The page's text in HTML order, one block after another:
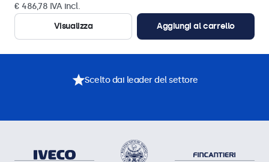
€ 486,78 IVA incl.
Visualizza
Aggiungi al carrello
Scelto dai leader del settore